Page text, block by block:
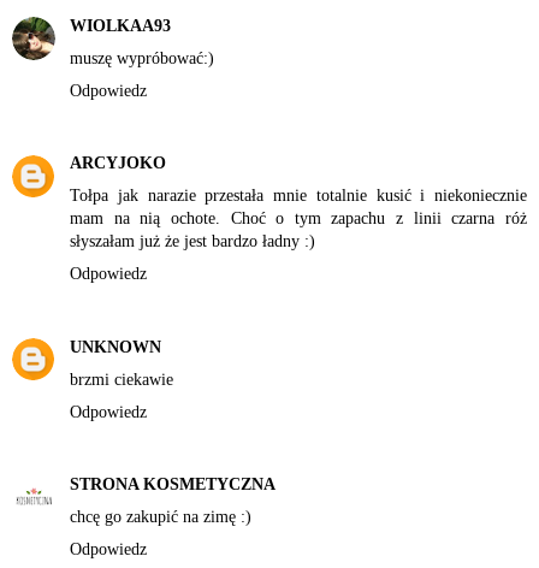
WIOLKAA93
muszę wypróbować:)
Odpowiedz
ARCYJOKO
Tołpa jak narazie przestała mnie totalnie kusić i niekoniecznie
mam na nią ochote. Choć o tym zapachu z linii czarna róż
słyszałam już że jest bardzo ładny :)
Odpowiedz
UNKNOWN
brzmi ciekawie
Odpowiedz
STRONA KOSMETYCZNA
chcę go zakupić na zimę :)
Odpowiedz